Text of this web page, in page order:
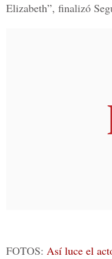
Elizabeth”, finalizó
FOTOS: Así luce el